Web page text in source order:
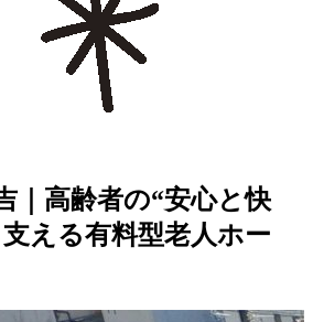
｜高齢者の“安心と快
える有料型老人ホー